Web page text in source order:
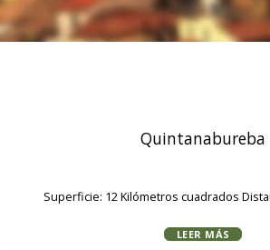
Quintanabureba
Superficie: 12 Kilómetros cuadrados Distancia a Burgos por
LEER MÁS